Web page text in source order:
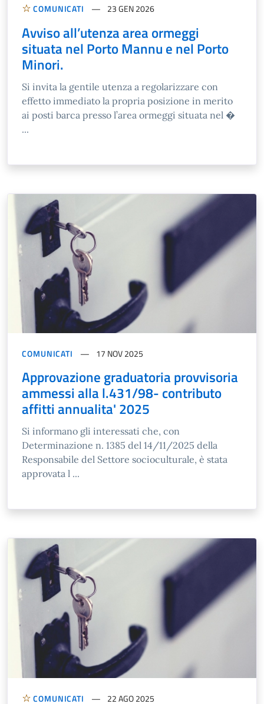
COMUNICATI 23 GEN 2026
Avviso all’utenza area ormeggi
situata nel Porto Mannu e nel Porto
Minori.
Si invita la gentile utenza a regolarizzare con
effetto immediato la propria posizione in merito
ai posti barca presso l’area ormeggi situata nel �
...
COMUNICATI 17 NOV 2025
Approvazione graduatoria provvisoria
ammessi alla l.431/98- contributo
affitti annualita' 2025
Si informano gli interessati che, con
Determinazione n. 1385 del 14/11/2025 della
Responsabile del Settore socioculturale, è stata
approvata l ...
COMUNICATI 22 AGO 2025